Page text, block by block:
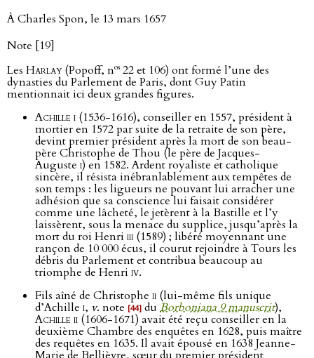
À Charles Spon, le 13 mars 1657
Note [19]
Les Harlay (Popoff, nos 22 et 106) ont formé l’une des
dynasties du Parlement de Paris, dont Guy Patin
mentionnait ici deux grandes figures.
Achille i (1536-1616), conseiller en 1557, président à
mortier en 1572 par suite de la retraite de son père,
devint premier président après la mort de son beau-
père Christophe de Thou (le père de Jacques-
Auguste i) en 1582. Ardent royaliste et catholique
sincère, il résista inébranlablement aux tempêtes de
son temps : les ligueurs ne pouvant lui arracher une
adhésion que sa conscience lui faisait considérer
comme une lâcheté, le jetèrent à la Bastille et l’y
laissèrent, sous la menace du supplice, jusqu’après la
mort du roi Henri iii (1589) ; libéré moyennant une
rançon de 10 000 écus, il courut rejoindre à Tours les
débris du Parlement et contribua beaucoup au
triomphe de Henri iv.
Fils aîné de Christophe ii (lui-même fils unique
d’Achille i, v. note [44] du Borboniana 9 manuscrit),
Achille ii (1606-1671) avait été reçu conseiller en la
deuxième Chambre des enquêtes en 1628, puis maître
des requêtes en 1635. Il avait épousé en 1638 Jeanne-